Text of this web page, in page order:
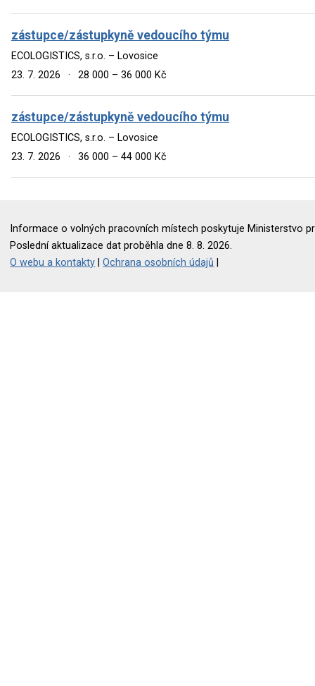
zástupce/zástupkyně vedoucího týmu
ECOLOGISTICS, s.r.o. – Lovosice
23. 7. 2026
· 28 000 – 36 000 Kč
zástupce/zástupkyně vedoucího týmu
ECOLOGISTICS, s.r.o. – Lovosice
23. 7. 2026
· 36 000 – 44 000 Kč
Informace o volných pracovních místech poskytuje Ministerstvo
Poslední aktualizace dat proběhla dne 8. 8. 2026.
O webu a kontakty |Ochrana osobních údajů